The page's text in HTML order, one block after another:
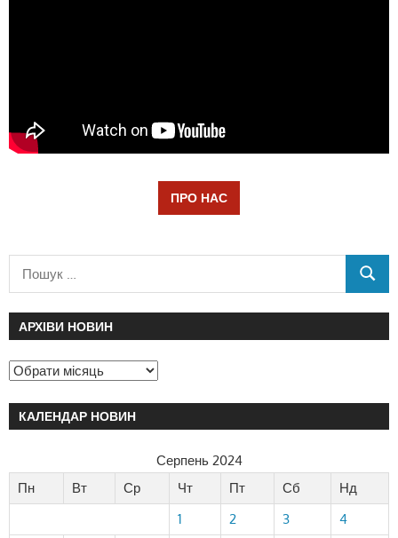
ПРО НАС
АРХІВИ НОВИН
КАЛЕНДАР НОВИН
Серпень 2024
Пн
Вт Ср Чт Пт Сб
Нд
1
2 3
4